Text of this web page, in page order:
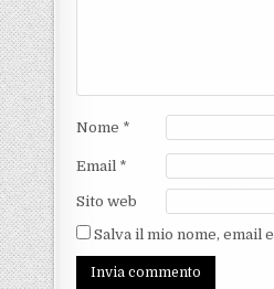
Nome *
Email *
Sito web
Salva il mio nome, email